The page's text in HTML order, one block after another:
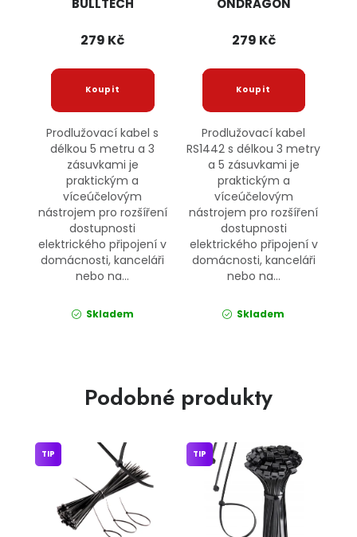
279 Kč
Prodlužovací kabel s
délkou 5 metru a 3
zásuvkami je
praktickým a
víceúčelovým
nástrojem pro rozšíření
dostupnosti
elektrického připojení v
domácnosti, kanceláři
nebo na...
Skladem
279 Kč
Prodlužovací kabel
RS1442 s délkou 3 metry
a 5 zásuvkami je
praktickým a
víceúčelovým
nástrojem pro rozšíření
dostupnosti
elektrického připojení v
domácnosti, kanceláři
nebo na...
Skladem
Podobné produkty
TIP TIP